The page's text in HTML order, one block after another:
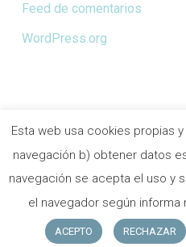
Feed de comentarios
WordPress.org
©Copyright Collvert camping 2018
|Política cookies |Política de
facebook
Esta web usa cookies propias
navegación b) obtener datos
navegación se acepta el uso y
el navegador según informa
ACEPTO RECHAZAR